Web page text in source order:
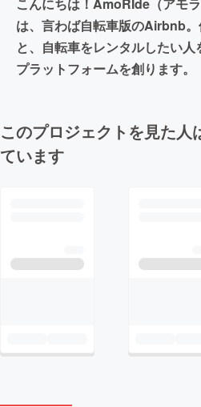
こんにちは！AmoRIde（アモ
は、言わば自転車版のAirbnb
と、自転車をレンタルしたい
プラットフォームを創ります。
このプロジェクトを見た人
ています